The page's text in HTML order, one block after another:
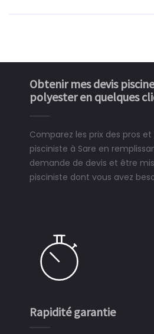
Obtenir mes devis
polyester en quelques
Comparez les prix des pros
pisciniste à Sare en
demande de devis et être
pisciniste dont vous avez
Rapidité garantie